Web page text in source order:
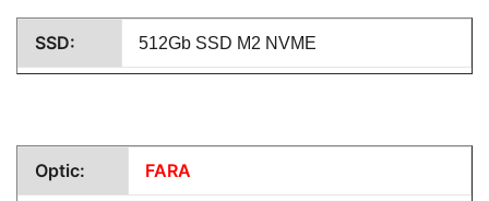
SSD: 512Gb SSD M2 NVME
Optic: FARA